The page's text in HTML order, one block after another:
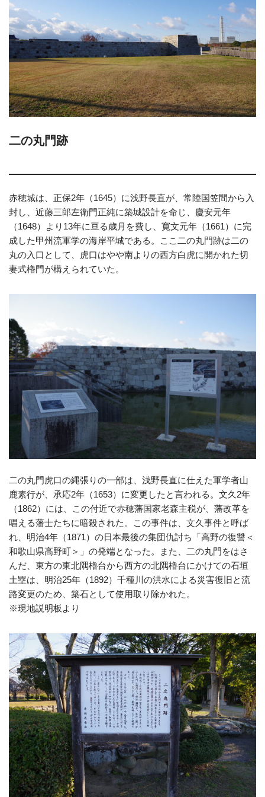
二の丸門跡
赤穂城は、正保2年（1645）に浅野長直が、常陸国笠間から入
封し、近藤三郎左衛門正純に築城設計を命じ、慶安元年
（1648）より13年に亘る歳月を費し、寛文元年（1661）に完
成した甲州流軍学の海岸平城である。ここ二の丸門跡は二の
丸の入口として、虎口はやや南よりの西方白虎に開かれた切
妻式櫓門が構えられていた。
二の丸門虎口の縄張りの一部は、浅野長直に仕えた軍学者山
鹿素行が、承応2年（1653）に変更したと言われる。文久2年
（1862）には、この付近で赤穂藩国家老森主税が、藩改革を
唱える藩士たちに暗殺された。この事件は、文久事件と呼ば
れ、明治4年（1871）の日本最後の集団仇討ち「高野の復讐＜
和歌山県高野町＞」の発端となった。また、二の丸門をはさ
んだ、東方の東北隅櫓台から西方の北隅櫓台にかけての石垣
土塁は、明治25年（1892）千種川の洪水による災害復旧と流
路変更のため、築石として使用取り除かれた。
※現地説明板より